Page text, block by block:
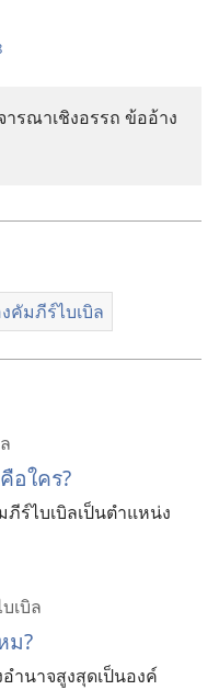
รณา​เชิงอรรถ ข้อ​อ้าง​
คัมภีร์ไบเบิล
อใคร?
ร์ไบเบิลเป็นตำแหน่ง
เบิล
ม?
ำนาจสูงสุดเป็นองค์